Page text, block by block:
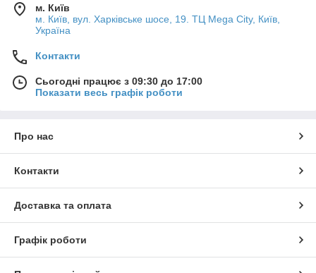
м. Київ
м. Київ, вул. Харківське шосе, 19. ТЦ Mega City, Київ,
Україна
Контакти
Сьогодні працює з 09:30 до 17:00
Показати весь графік роботи
Про нас
Контакти
Доставка та оплата
Графік роботи